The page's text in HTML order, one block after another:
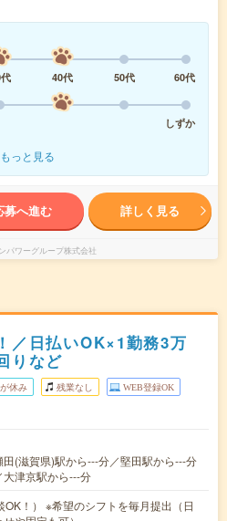
40代 50代
60代
しずか
もっと見る
募へ進む 詳しく見る
パワーグループ株式会社
／日払いOK×1勤務3万
りなど
休み 残業なし WEB登録OK
(滋賀県)駅から---分／堅田駅から---分
大津京駅から---分
！） ※希望のシフトを毎月提出（日